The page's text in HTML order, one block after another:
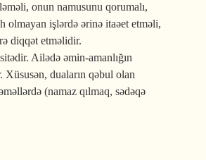
onun namusunu qorumalı,
olmayan işlərdə ərinə itaəet etməli,
diqqət etməlidir.
Ailədə əmin-amanlığın
duaların qəbul olan
(namaz qılmaq, sədəqə